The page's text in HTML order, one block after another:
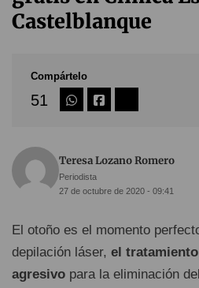
Castelblanque
Compártelo
51
Teresa Lozano Romero
Periodista
27 de octubre de 2020 - 09:41
El otoño es el momento
depilación láser, el
agresivo para la eliminación